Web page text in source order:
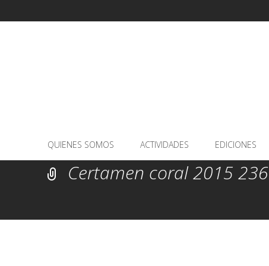
contenido
QUIENES SOMOS ACTIVIDADES EDICIONES
Certamen coral 2015 236